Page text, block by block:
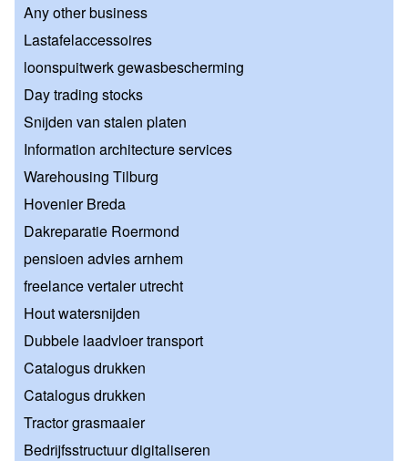
Any other business
Lastafelaccessoires
loonspuitwerk gewasbescherming
Day trading stocks
Snijden van stalen platen
Information architecture services
Warehousing Tilburg
Hovenier Breda
Dakreparatie Roermond
pensioen advies arnhem
freelance vertaler utrecht
Hout watersnijden
Dubbele laadvloer transport
Catalogus drukken
Catalogus drukken
Tractor grasmaaier
Bedrijfsstructuur digitaliseren